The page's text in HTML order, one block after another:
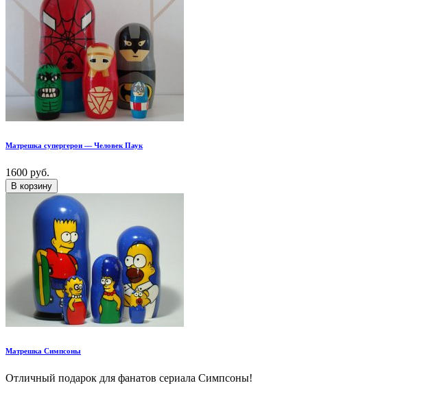
Матрешка супергерои — Человек Паук
1600 руб.
В корзину
Матрешка Симпсоны
Отличный подарок для фанатов сериала Симпсоны!